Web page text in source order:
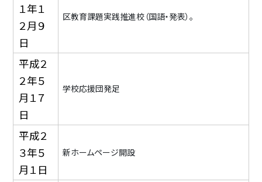
１年１
２月９
日
区教育課題実践推進校（国語・発表）。
平成２
２年５
月１７
日
学校応援団発足
平成２
３年５
月１日
新ホームページ開設